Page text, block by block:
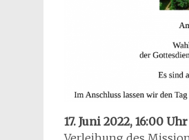
17. Juni 2022, 16:00 Uhr